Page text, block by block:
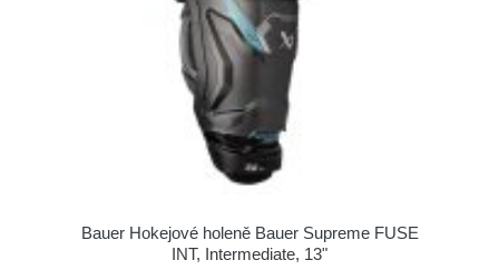
Bauer Hokejové holeně Bauer Supreme FUSE
INT, Intermediate, 13"